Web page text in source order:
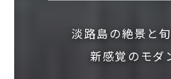
淡路島の絶景と旬
新感覚のモダ